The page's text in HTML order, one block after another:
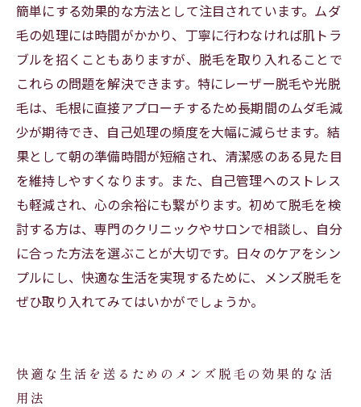
簡単にする効果的な方法として注目されています。ムダ
毛の処理には時間がかかり、丁寧に行わなければ肌トラ
ブルを招くこともありますが、脱毛を取り入れることで
これらの問題を解決できます。特にレーザー脱毛や光脱
毛は、毛根に直接アプローチするため長期間のムダ毛減
少が期待でき、自己処理の頻度を大幅に減らせます。結
果として朝の準備時間が短縮され、清潔感のある見た目
を維持しやすくなります。また、自己管理へのストレス
も軽減され、心の余裕にも繋がります。初めて脱毛を検
討する方は、専門のクリニックやサロンで相談し、自分
に合った方法を選ぶことが大切です。日々のケアをシン
プルにし、快適な生活を実現するために、メンズ脱毛を
ぜひ取り入れてみてはいかがでしょうか。
快適な生活を送るためのメンズ脱毛の効果的な活
用法